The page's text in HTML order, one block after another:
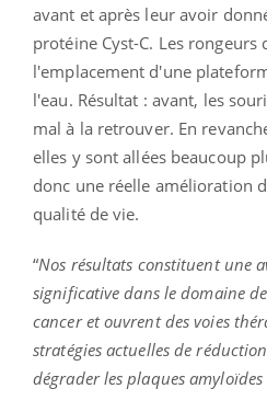
avant et après leur avoir
protéine Cyst-C. Les rongeurs
l'emplacement d'une
l'eau. Résultat : avant, les
mal à la retrouver. En
elles y sont allées beaucoup
donc une réelle amélioration
qualité de vie.
“Nos résultats constituent une
significative dans le domaine
cancer et ouvrent des voies
stratégies actuelles de
dégrader les plaques